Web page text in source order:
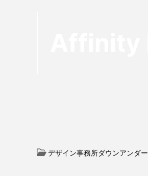
デザイン事務所ダウンアンダー